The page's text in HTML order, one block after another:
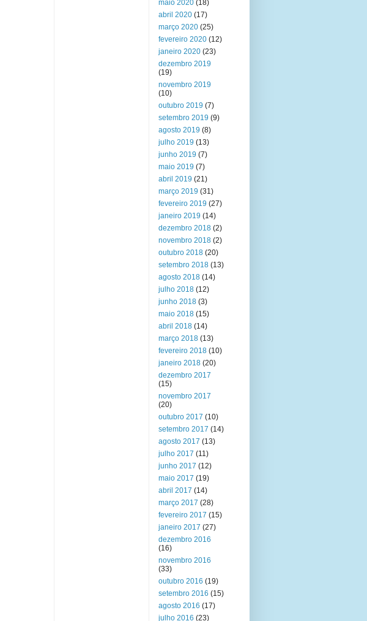
maio 2020 (18)
abril 2020 (17)
março 2020 (25)
fevereiro 2020 (12)
janeiro 2020 (23)
dezembro 2019
(19)
novembro 2019
(10)
outubro 2019 (7)
setembro 2019 (9)
agosto 2019 (8)
julho 2019 (13)
junho 2019 (7)
maio 2019 (7)
abril 2019 (21)
março 2019 (31)
fevereiro 2019 (27)
janeiro 2019 (14)
dezembro 2018 (2)
novembro 2018 (2)
outubro 2018 (20)
setembro 2018 (13)
agosto 2018 (14)
julho 2018 (12)
junho 2018 (3)
maio 2018 (15)
abril 2018 (14)
março 2018 (13)
fevereiro 2018 (10)
janeiro 2018 (20)
dezembro 2017
(15)
novembro 2017
(20)
outubro 2017 (10)
setembro 2017 (14)
agosto 2017 (13)
julho 2017 (11)
junho 2017 (12)
maio 2017 (19)
abril 2017 (14)
março 2017 (28)
fevereiro 2017 (15)
janeiro 2017 (27)
dezembro 2016
(16)
novembro 2016
(33)
outubro 2016 (19)
setembro 2016 (15)
agosto 2016 (17)
julho 2016 (23)